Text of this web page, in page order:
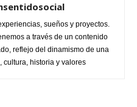
sueños y proyectos.
a través de un contenido
reflejo del dinamismo de una
historia y valores